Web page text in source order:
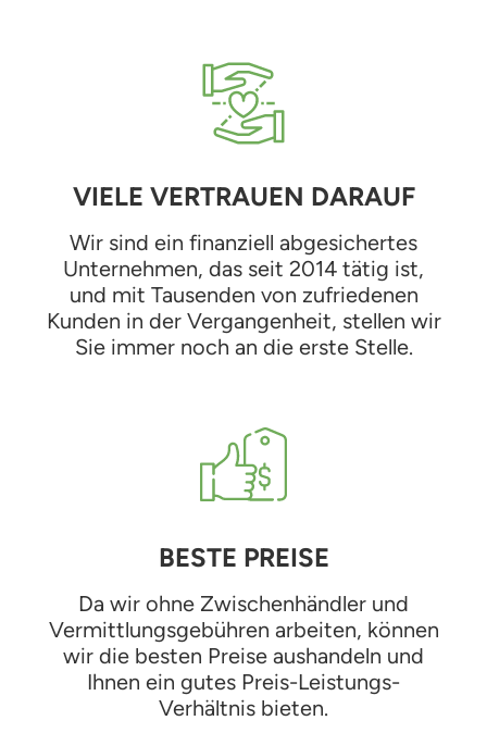
VIELE VERTRAUEN DARAUF
Wir sind ein finanziell abgesichertes
Unternehmen, das seit 2014 tätig ist,
und mit Tausenden von zufriedenen
Kunden in der Vergangenheit, stellen wir
Sie immer noch an die erste Stelle.
BESTE PREISE
Da wir ohne Zwischenhändler und
Vermittlungsgebühren arbeiten, können
wir die besten Preise aushandeln und
Ihnen ein gutes Preis-Leistungs-
Verhältnis bieten.